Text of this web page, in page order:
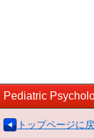
Pediatric
トップページに